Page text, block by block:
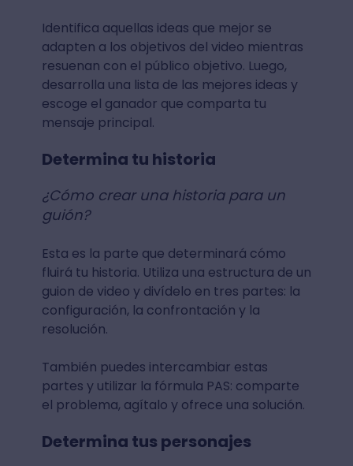
Identifica aquellas ideas que mejor se
adapten a los objetivos del video mientras
resuenan con el público objetivo. Luego,
desarrolla una lista de las mejores ideas y
escoge el ganador que comparta tu
mensaje principal.
Determina tu historia
¿Cómo crear una historia para un
guión?
Esta es la parte que determinará cómo
fluirá tu historia. Utiliza una estructura de un
guion de video y divídelo en tres partes: la
configuración, la confrontación y la
resolución.
También puedes intercambiar estas
partes y utilizar la fórmula PAS: comparte
el problema, agítalo y ofrece una solución.
Determina tus personajes